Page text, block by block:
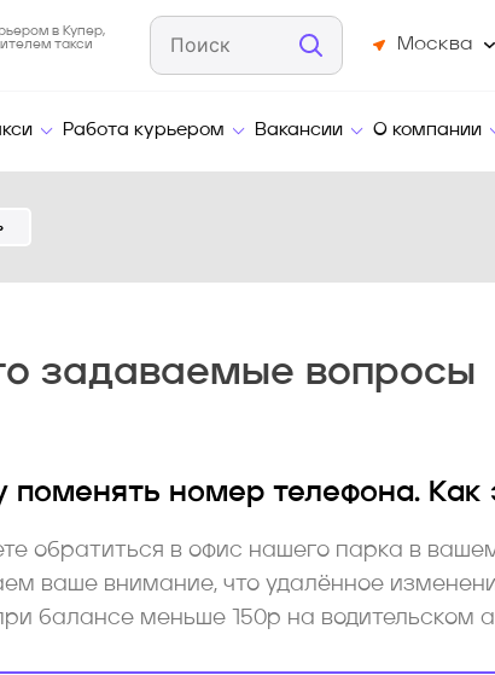
в Купер,
такси
Москва
Работа курьером Вакансии О компании
задаваемые вопросы
поменять номер телефона. Как
обратиться в офис нашего парка в
ваше внимание, что удалённое
балансе меньше 150р на водительском